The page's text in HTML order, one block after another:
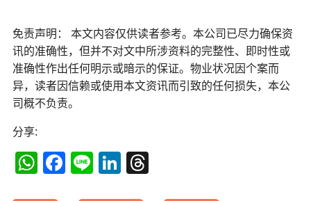
免责声明： 本文内容仅供读者参考。本公司已尽力确保资
讯的准确性，但并不对文中所涉资料的完整性、即时性或
准确性作出任何明示或暗示的保证。物业状况因个案而
异，读者因信赖或使用本文资讯而引致的任何损失，本公
司概不负责。
分享:
WhatsApp
Facebook
LineLinkedIn